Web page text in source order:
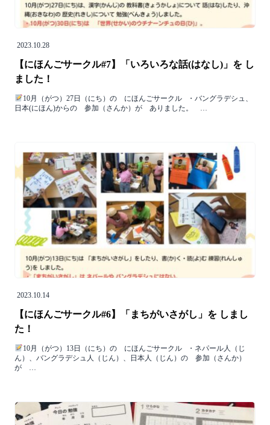
2023.10.28
【にほんごサークル#7】「いろいろな話(はなし)」を し
ました！
10月（がつ）27日（にち）の にほんごサークル ⁡ ⁡ ・バングラデシュ、
日本(にほん)からの 参加（さんか）が ありました。 ⁡ ⁡ ⁡ …
2023.10.14
【にほんごサークル#6】「まちがいさがし」を しまし
た！
10月（がつ）13日（にち）の にほんごサークル ⁡ ⁡ ・ネパール人（じ
ん）、バングラデシュ人（じん）、日本人（じん）の 参加（さんか）
が …